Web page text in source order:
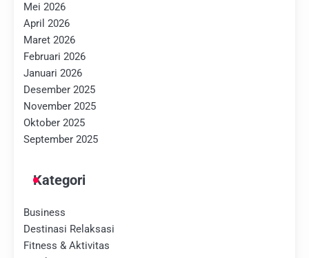
Mei 2026
April 2026
Maret 2026
Februari 2026
Januari 2026
Desember 2025
November 2025
Oktober 2025
September 2025
Kategori
Business
Destinasi Relaksasi
Fitness & Aktivitas